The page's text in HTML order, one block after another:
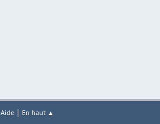
Aide | En haut ▲